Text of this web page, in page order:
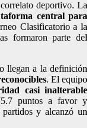
deportivo. La
central para
Clasificatorio a la
formaron parte del
llegan a la definición
. El equipo
casi inalterable
puntos a favor y
y alcanzó un